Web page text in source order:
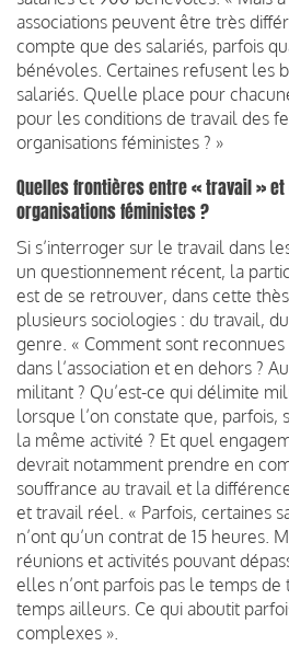
associations peuvent être très
compte que des salariés, parfois
bénévoles. Certaines refusent les
salariés. Quelle place pour
pour les conditions de travail des
organisations féministes ? »
Quelles frontières entre « travail »
organisations féministes ?
Si s’interroger sur le travail dans
un questionnement récent, la
est de se retrouver, dans cette
plusieurs sociologies : du travail,
genre. « Comment sont
dans l’association et en dehors ?
militant ? Qu’est-ce qui délimite
lorsque l’on constate que, parfois,
la même activité ? Et quel
devrait notamment prendre en
souffrance au travail et la
et travail réel. « Parfois, certaines
n’ont qu’un contrat de 15 heures.
réunions et activités pouvant
elles n’ont parfois pas le temps
temps ailleurs. Ce qui aboutit
complexes ».